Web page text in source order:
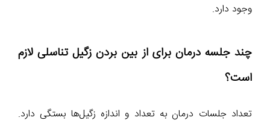
وجود دارد.
چند جلسه درمان برای از بین بردن زگیل تناسلی لازم
است؟
تعداد جلسات درمان به تعداد و اندازه زگیل‌ها بستگی دارد.